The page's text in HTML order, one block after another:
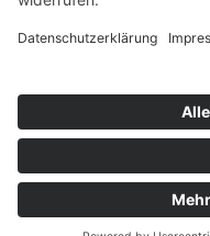
Rechtliche